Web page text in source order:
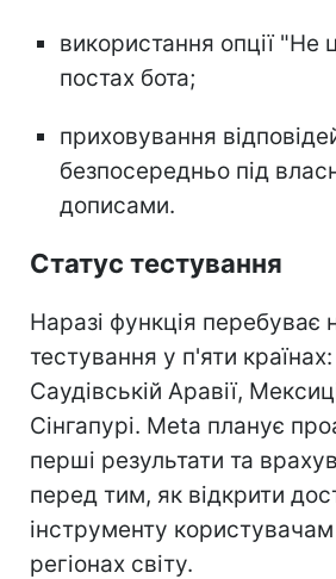
використання опції "Не
постах бота;
приховування
безпосередньо під
дописами.
Статус тестування
Наразі функція перебуває
тестування у п'яти
Саудівській Аравії,
Сінгапурі. Meta планує
перші результати та
перед тим, як відкрити
інструменту
регіонах світу.